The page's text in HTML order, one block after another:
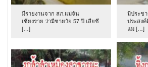
มีรายงานจาก สภ.แม่จัน
เชียงราย ว่ามีชายวัย 57 ปี เสียชี
[…]
มีประช
ประสง
แม […]